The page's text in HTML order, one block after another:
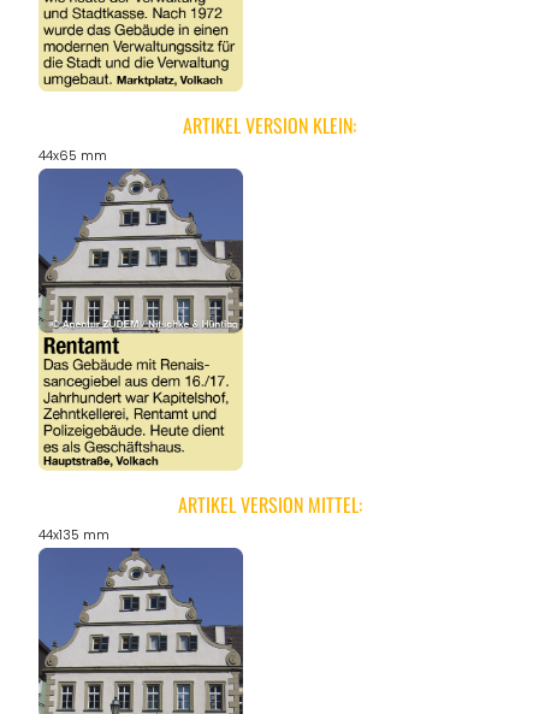
ARTIKEL VERSION KLEIN:
44x65 mm
ARTIKEL VERSION MITTEL:
44x135 mm